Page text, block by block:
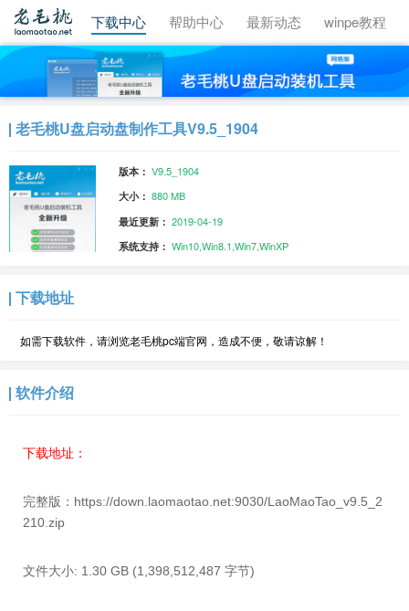
视频教程 下载中心 帮助中心 最新动态 winpe教程
老毛桃U盘启动盘制作工具V9.5_1904
版本： V9.5_1904
大小： 880 MB
最近更新： 2019-04-19
系统支持： Win10,Win8.1,Win7,WinXP
下载地址
如需下载软件，请浏览老毛桃pc端官网，造成不便，敬请谅解！
软件介绍
下载地址：
完整版： https://down.laomaotao.net:9030/LaoMaoTao_v9.5_2
210.zip
文件大小: 1.30 GB (1,398,512,487 字节)